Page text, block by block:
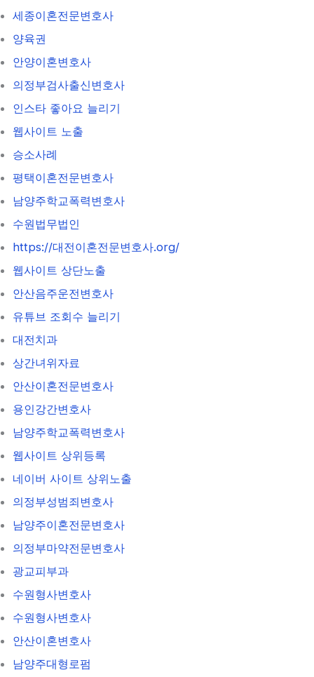
세종이혼전문변호사
양육권
안양이혼변호사
의정부검사출신변호사
인스타 좋아요 늘리기
웹사이트 노출
승소사례
평택이혼전문변호사
남양주학교폭력변호사
수원법무법인
https://대전이혼전문변호사.org/
웹사이트 상단노출
안산음주운전변호사
유튜브 조회수 늘리기
대전치과
상간녀위자료
안산이혼전문변호사
용인강간변호사
남양주학교폭력변호사
웹사이트 상위등록
네이버 사이트 상위노출
의정부성범죄변호사
남양주이혼전문변호사
의정부마약전문변호사
광교피부과
수원형사변호사
수원형사변호사
안산이혼변호사
남양주대형로펌